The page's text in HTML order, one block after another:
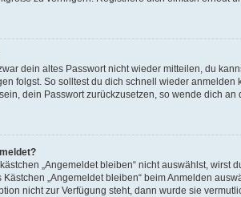
dein altes Passwort nicht wieder mitteilen, du
folgst. So solltest du dich schnell wieder anmelden
dein Passwort zurückzusetzen, so wende dich an
„Angemeldet bleiben“ nicht auswählst,
„Angemeldet bleiben“ beim Anmelden
nicht zur Verfügung steht, dann wurde sie